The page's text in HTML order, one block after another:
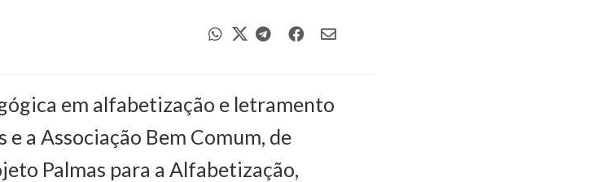
em alfabetização e letramento
a Associação Bem Comum, de
Palmas para a Alfabetização,